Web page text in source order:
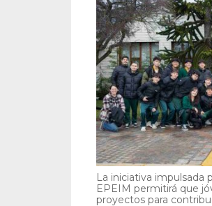
La iniciativa impulsada
EPEIM permitirá que
proyectos para